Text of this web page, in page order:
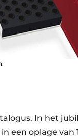
In het
een oplage van